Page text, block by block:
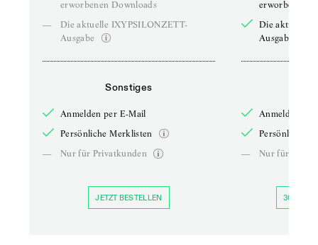
erworbenen Downloads
—
Die aktuelle IXYPSILONZETT-
Ausgabe
Sonstiges
Anmelden per E-Mail
Persönliche Merklisten
—
Nur für Privatkunden
JETZT BESTELLEN
erworbenen
Die aktuelle
Ausgabe
Anmelden
Persönliche
—
Nur für
30 TAGE